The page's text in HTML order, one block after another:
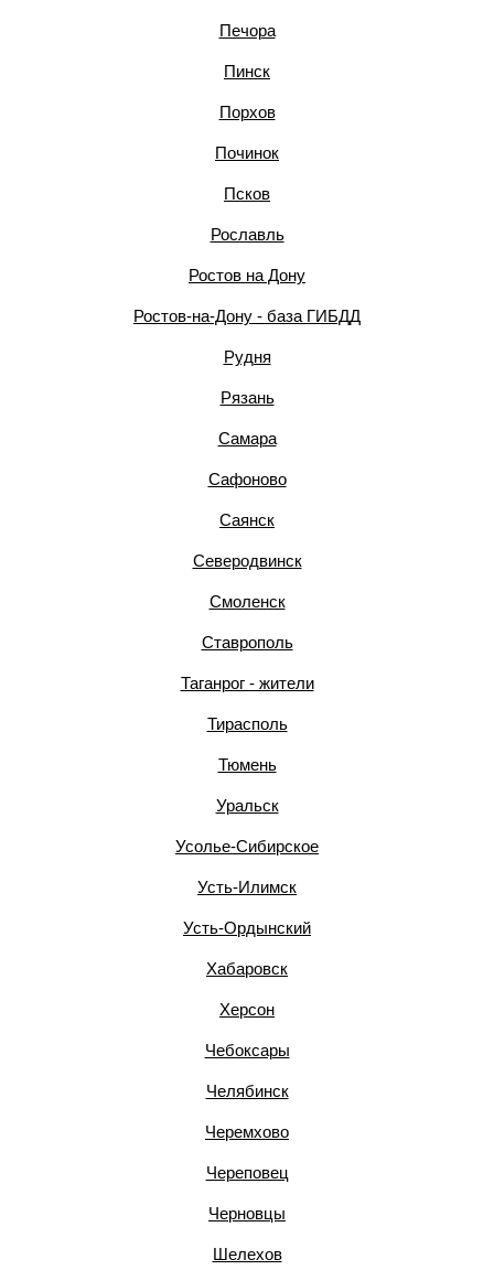
Печора
Пинск
Порхов
Починок
Псков
Рославль
Ростов на Дону
Ростов-на-Дону - база ГИБДД
Рудня
Рязань
Самара
Сафоново
Саянск
Северодвинск
Смоленск
Ставрополь
Таганрог - жители
Тирасполь
Тюмень
Уральск
Усолье-Сибирское
Усть-Илимск
Усть-Ордынский
Хабаровск
Херсон
Чебоксары
Челябинск
Черемхово
Череповец
Черновцы
Шелехов